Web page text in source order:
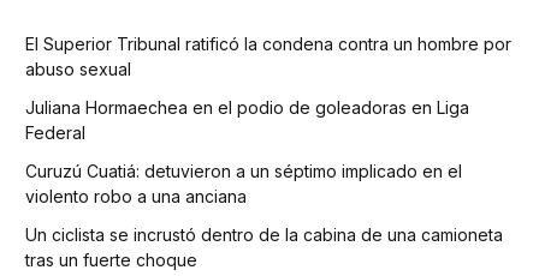
El Superior Tribunal ratificó la condena contra un hombre por
abuso sexual
Juliana Hormaechea en el podio de goleadoras en Liga
Federal
Curuzú Cuatiá: detuvieron a un séptimo implicado en el
violento robo a una anciana
Un ciclista se incrustó dentro de la cabina de una camioneta
tras un fuerte choque